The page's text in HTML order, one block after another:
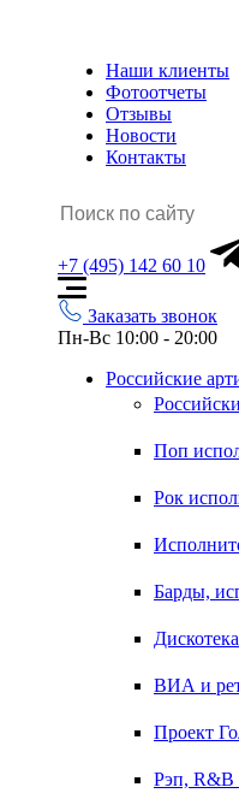
Наши клиенты
Фотоотчеты
Отзывы
Новости
Контакты
+7 (495) 142 60 10
Заказать звонок
Пн-Вс 10:00 - 20:00
Российские
Поп
Рок
Барды,
ВИА и
Проект
Рэп, R&B